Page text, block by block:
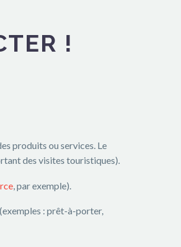
!
produits ou services. Le
des visites touristiques).
, par exemple).
: prêt-à-porter,